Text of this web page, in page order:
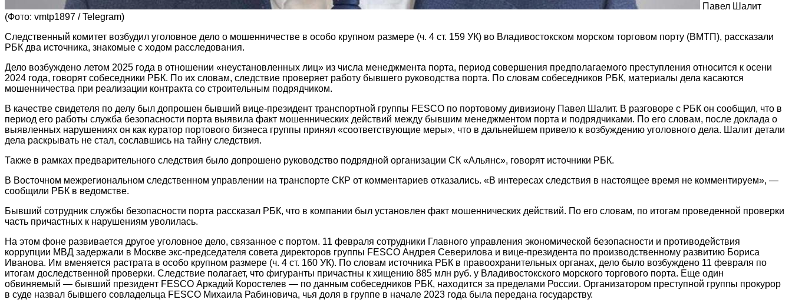
Павел Шалит
(Фото: vmtp1897 / Telegram)
Следственный комитет возбудил уголовное дело о мошенничестве в особо крупном размере (ч. 4 ст. 159 УК) во Владивостокском морском торговом порту (ВМТП), рассказали
РБК два источника, знакомые с ходом расследования.
Дело возбуждено летом 2025 года в отношении «неустановленных лиц» из числа менеджмента порта, период совершения предполагаемого преступления относится к осени
2024 года, говорят собеседники РБК. По их словам, следствие проверяет работу бывшего руководства порта. По словам собеседников РБК, материалы дела касаются
мошенничества при реализации контракта со строительным подрядчиком.
В качестве свидетеля по делу был допрошен бывший вице-президент транспортной группы FESCO по портовому дивизиону Павел Шалит. В разговоре с РБК он сообщил, что в
период его работы служба безопасности порта выявила факт мошеннических действий между бывшим менеджментом порта и подрядчиками. По его словам, после доклада о
выявленных нарушениях он как куратор портового бизнеса группы принял «соответствующие меры», что в дальнейшем привело к возбуждению уголовного дела. Шалит детали
дела раскрывать не стал, сославшись на тайну следствия.
Также в рамках предварительного следствия было допрошено руководство подрядной организации СК «Альянс», говорят источники РБК.
В Восточном межрегиональном следственном управлении на транспорте СКР от комментариев отказались. «В интересах следствия в настоящее время не комментируем», —
сообщили РБК в ведомстве.
Бывший сотрудник службы безопасности порта рассказал РБК, что в компании был установлен факт мошеннических действий. По его словам, по итогам проведенной проверки
часть причастных к нарушениям уволилась.
На этом фоне развивается другое уголовное дело, связанное с портом. 11 февраля сотрудники Главного управления экономической безопасности и противодействия
коррупции МВД задержали в Москве экс-председателя совета директоров группы FESCO Андрея Северилова и вице-президента по производственному развитию Бориса
Иванова. Им вменяется растрата в особо крупном размере (ч. 4 ст. 160 УК). По словам источника РБК в правоохранительных органах, дело было возбуждено 11 февраля по
итогам доследственной проверки. Следствие полагает, что фигуранты причастны к хищению 885 млн руб. у Владивостокского морского торгового порта. Еще один
обвиняемый — бывший президент FESCO Аркадий Коростелев — по данным собеседников РБК, находится за пределами России. Организатором преступной группы прокурор
в суде назвал бывшего совладельца FESCO Михаила Рабиновича, чья доля в группе в начале 2023 года была передана государству.